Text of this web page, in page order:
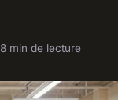
8 min de lecture